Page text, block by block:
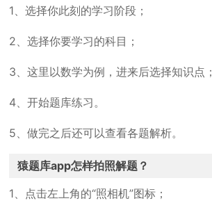
1、选择你此刻的学习阶段；
2、选择你要学习的科目；
3、这里以数学为例，进来后选择知识点；
4、开始题库练习。
5、做完之后还可以查看各题解析。
猿题库app怎样拍照解题？
1、点击左上角的“照相机”图标；